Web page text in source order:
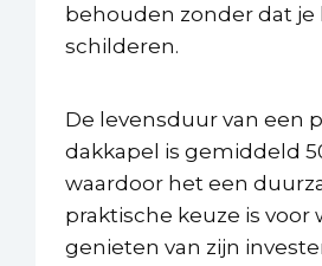
behouden zonder dat je
schilderen.
De levensduur van een
dakkapel is gemiddeld
waardoor het een
praktische keuze is voor
genieten van zijn